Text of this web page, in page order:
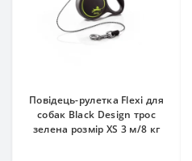
Повідець-рулетка Flexi для
собак Black Design трос
зелена розмір XS 3 м/8 кг